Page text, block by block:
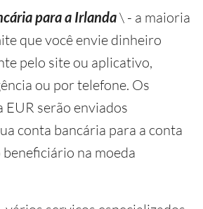
para a Irlanda\ - a maioria
que você envie dinheiro
pelo site ou aplicativo,
ou por telefone. Os
EUR serão enviados
conta bancária para a conta
na moeda